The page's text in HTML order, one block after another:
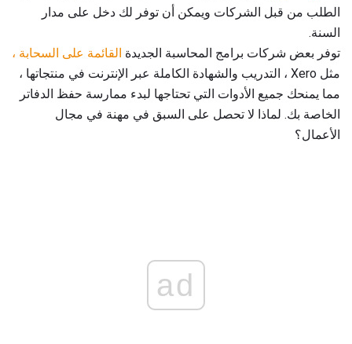
الطلب من قبل الشركات ويمكن أن توفر لك دخل على مدار
السنة.
توفر بعض شركات برامج المحاسبة الجديدة القائمة على السحابة ،
مثل Xero ، التدريب والشهادة الكاملة عبر الإنترنت في منتجاتها ،
مما يمنحك جميع الأدوات التي تحتاجها لبدء ممارسة حفظ الدفاتر
الخاصة بك. لماذا لا تحصل على السبق في مهنة في مجال
الأعمال؟
ad